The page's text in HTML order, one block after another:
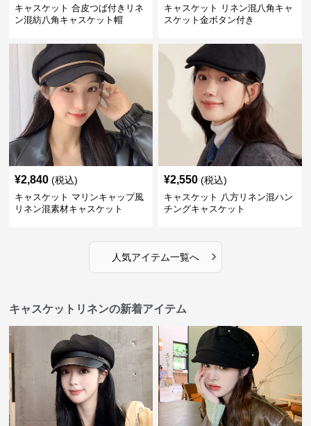
キャスケット 合皮つば付きリネ
ン混紡八角キャスケット帽
キャスケット リネン混八角キャ
スケット金ボタン付き
¥2,840 (税込)
キャスケット マリンキャップ風
リネン混素材キャスケット
¥2,550 (税込)
キャスケット 八方リネン混ハン
チングキャスケット
人気アイテム一覧へ ›
キャスケットリネンの新着アイテム